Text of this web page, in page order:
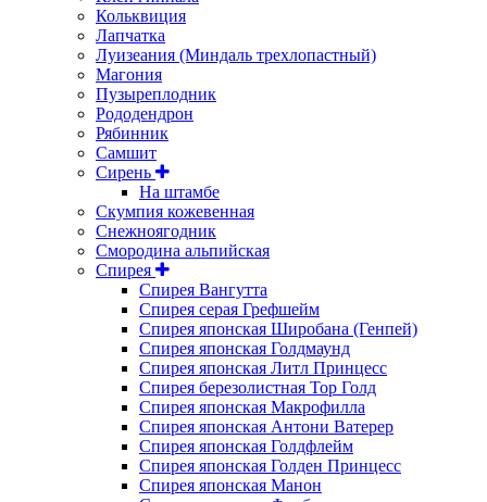
Кольквиция
Лапчатка
Луизеания (Миндаль трехлопастный)
Магония
Пузыреплодник
Рододендрон
Рябинник
Самшит
Сирень
На штамбе
Скумпия кожевенная
Снежноягодник
Смородина альпийская
Спирея
Спирея Вангутта
Спирея серая Грефшейм
Спирея японская Широбана (Генпей)
Спирея японская Голдмаунд
Спирея японская Литл Принцесс
Спирея березолистная Тор Голд
Спирея японская Макрофилла
Спирея японская Антони Ватерер
Спирея японская Голдфлейм
Спирея японская Голден Принцесс
Спирея японская Манон